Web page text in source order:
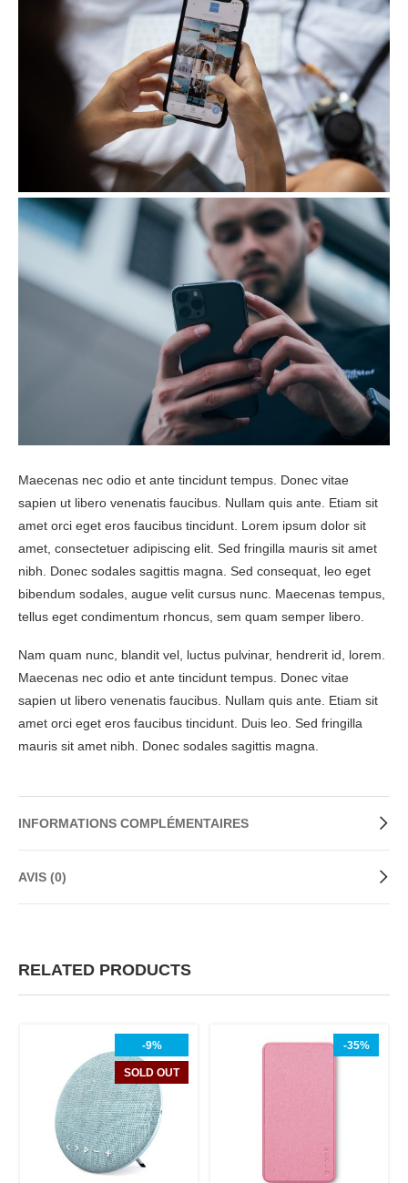
Maecenas nec odio et ante tincidunt tempus. Donec vitae
sapien ut libero venenatis faucibus. Nullam quis ante. Etiam sit
amet orci eget eros faucibus tincidunt. Lorem ipsum dolor sit
amet, consectetuer adipiscing elit. Sed fringilla mauris sit amet
nibh. Donec sodales sagittis magna. Sed consequat, leo eget
bibendum sodales, augue velit cursus nunc. Maecenas tempus,
tellus eget condimentum rhoncus, sem quam semper libero.
Nam quam nunc, blandit vel, luctus pulvinar, hendrerit id, lorem.
Maecenas nec odio et ante tincidunt tempus. Donec vitae
sapien ut libero venenatis faucibus. Nullam quis ante. Etiam sit
amet orci eget eros faucibus tincidunt. Duis leo. Sed fringilla
mauris sit amet nibh. Donec sodales sagittis magna.
INFORMATIONS COMPLÉMENTAIRES
AVIS (0)
RELATED PRODUCTS
-9%
SOLD OUT
-35%